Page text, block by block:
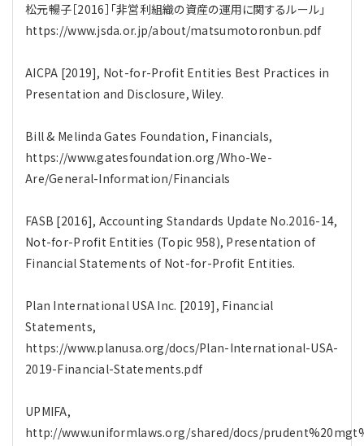
松元暢子［2016］「非営利組織の資産の運用に関するルール」
https://www.jsda.or.jp/about/matsumotoronbun.pdf
AICPA [2019], Not-for-Profit Entities Best Practices in
Presentation and Disclosure, Wiley.
Bill & Melinda Gates Foundation, Financials,
https://www.gatesfoundation.org/Who-We-
Are/General-Information/Financials
FASB [2016], Accounting Standards Update No.2016-14,
Not-for-Profit Entities (Topic 958), Presentation of
Financial Statements of Not-for-Profit Entities.
Plan International USA Inc. [2019], Financial
Statements,
https://www.planusa.org/docs/Plan-International-USA-
2019-Financial-Statements.pdf
UPMIFA,
http://www.uniformlaws.org/shared/docs/